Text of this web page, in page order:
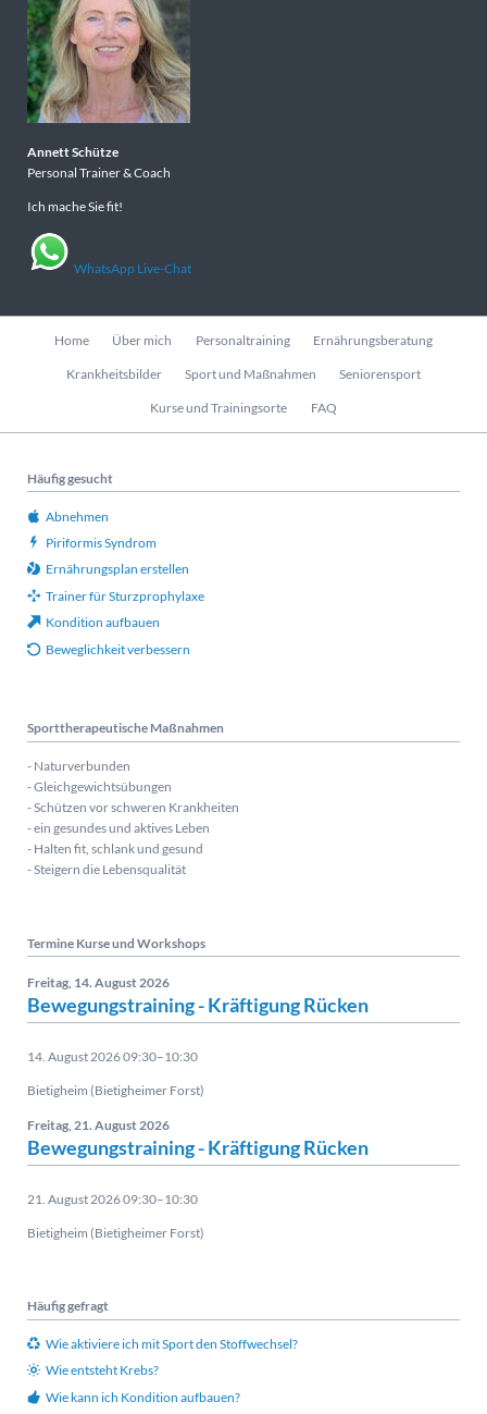
Annett Schütze
Personal Trainer & Coach
Ich mache Sie fit!
WhatsApp Live-Chat
Home Über mich Personaltraining Ernährungsberatung
Krankheitsbilder Sport und Maßnahmen Seniorensport
Kurse und Trainingsorte FAQ
Häufig gesucht
Abnehmen
Piriformis Syndrom
Ernährungsplan erstellen
Trainer für Sturzprophylaxe
Kondition aufbauen
Beweglichkeit verbessern
Sporttherapeutische Maßnahmen
- Naturverbunden
- Gleichgewichtsübungen
- Schützen vor schweren Krankheiten
- ein gesundes und aktives Leben
- Halten fit, schlank und gesund
- Steigern die Lebensqualität
Termine Kurse und Workshops
Freitag, 14. August 2026
Bewegungstraining - Kräftigung Rücken
14. August 2026 09:30–10:30
Bietigheim (Bietigheimer Forst)
Freitag, 21. August 2026
Bewegungstraining - Kräftigung Rücken
21. August 2026 09:30–10:30
Bietigheim (Bietigheimer Forst)
Häufig gefragt
Wie aktiviere ich mit Sport den Stoffwechsel?
Wie entsteht Krebs?
Wie kann ich Kondition aufbauen?